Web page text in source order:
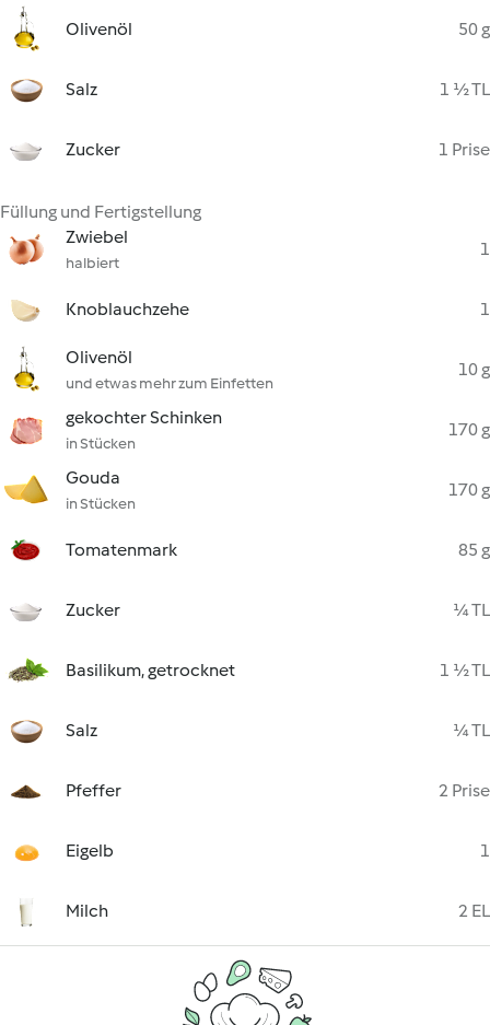
Olivenöl 50 g
Salz 1 ½ TL
Zucker 1 Prise
Füllung und Fertigstellung
Zwiebel
halbiert
1
Knoblauchzehe 1
Olivenöl
und etwas mehr zum Einfetten
10 g
gekochter Schinken
in Stücken
170 g
Gouda
in Stücken
170 g
Tomatenmark 85 g
Zucker ¼ TL
Basilikum, getrocknet 1 ½ TL
Salz ¼ TL
Pfeffer 2 Prise
Eigelb 1
Milch 2 EL